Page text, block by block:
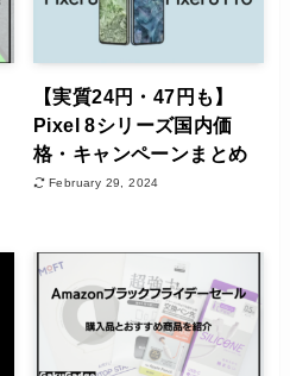
【実質24円・47円も】
Pixel 8シリーズ国内価
格・キャンペーンまとめ
February 29, 2024